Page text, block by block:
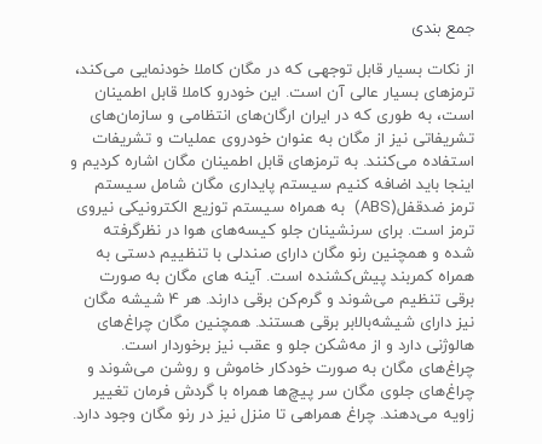
جمع بندی
از نکات بسیار قابل توجهی که در مگان کاملا خودنمایی می‌کند،
ترمزهای بسیار عالی آن است. این خودرو کاملا قابل اطمینان
است، به طوری که در ایران ارگان‌های انتظامی و سازمان‌های
تشریفاتی نیز از مگان به عنوان خودروی عملیات و تشریفات
استفاده می‌کنند. به ترمز‌های قابل اطمینان مگان اشاره کردیم و
اینجا باید اضافه کنیم سیستم پایداری مگان شامل سیستم
ترمز ضدقفل(ABS) به همراه سیستم توزیع الکترونیکی نیروی
ترمز است. برای سرنشینان جلو کیسه‌های هوا در نظرگرفته
شده و همچنین رنو مگان دارای صندلی با تنظییم دستی به
همراه کمربند پیش‌کشنده است. آینه های مگان به صورت
برقی تنظیم می‌شوند و گرم‌کن برقی دارند. هر 4 شیشه مگان
نیز دارای شیشه‌بالا‌بر برقی هستند. همچنین مگان چراغ‌های
هالوژنی دارد و از مه‌شکن جلو و عقب نیز برخوردار است.
چراغ‌های مگان به صورت خودکار خاموش و روشن می‌شوند و
چراغ‌های جلوی مگان سر پیچ‌ها همراه با گردش فرمان تغییر
زاویه می‌دهند. چراغ همراهی تا منزل نیز در رنو مگان وجود دارد.